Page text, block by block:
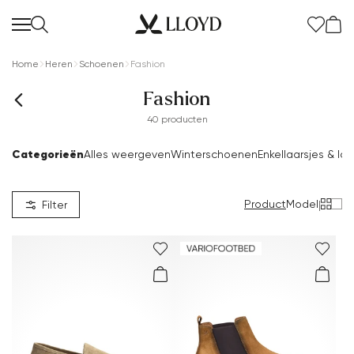
Dames startpagina
SALE
Home Heren Schoenen Fashion
Fashion
40 producten
CategorieënAlles weergevenWinterschoenenEnkellaarsjes &
Filter ProductModel|